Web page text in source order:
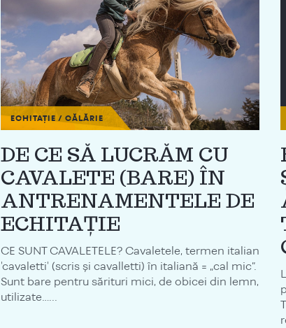
ECHITAȚIE / CĂLĂRIE
DE CE SĂ LUCRĂM CU
CAVALETE (BARE) ÎN
ANTRENAMENTELE DE
ECHITAȚIE
CE SUNT CAVALETELE? Cavaletele, termen italian
'cavaletti' (scris și cavalletti) în italiană = „cal mic”.
Sunt bare pentru sărituri mici, de obicei din lemn,
utilizate…...